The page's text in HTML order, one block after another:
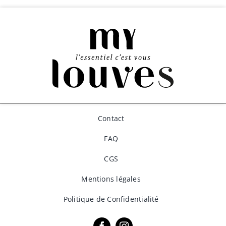
Contact
FAQ
CGS
Mentions légales
Politique de Confidentialité